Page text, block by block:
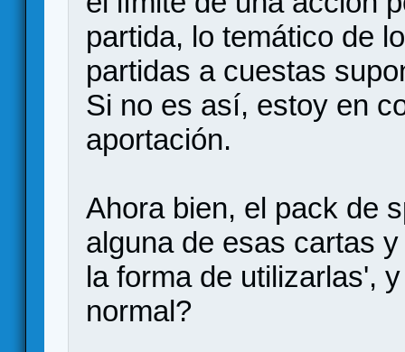
partida, lo temático de
partidas a cuestas
Si no es así, estoy en
aportación.
Ahora bien, el pack de
alguna de esas cartas
la forma de utilizarlas',
normal?